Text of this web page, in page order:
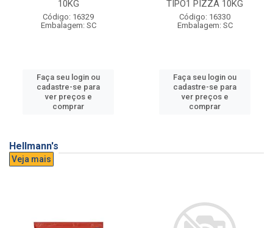
10KG
Código: 16329
Embalagem: SC
Faça seu login ou
cadastre-se para
ver preços e
comprar
TIPO1 PIZZA 10KG
Código: 16330
Embalagem: SC
Faça seu login ou
cadastre-se para
ver preços e
comprar
Hellmann's
Veja mais